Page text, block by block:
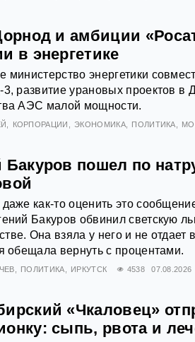
и амбиции
в энергетике
министерство энергетики
развитие урановых проектов в
АЭС малой мощности.
КОРПОРАЦИИ ЭКОНОМИКА ПОЛИТИКА
Бакуров пошел по
как-то оценить это
Бакуров обвинил светскую
Она взяла у него и не
обещала вернуть с процентами.
ПОЛИТИКА ИРКУТСК 4538 07.08.2026
«Чкаловец»
сыпь, рвота и